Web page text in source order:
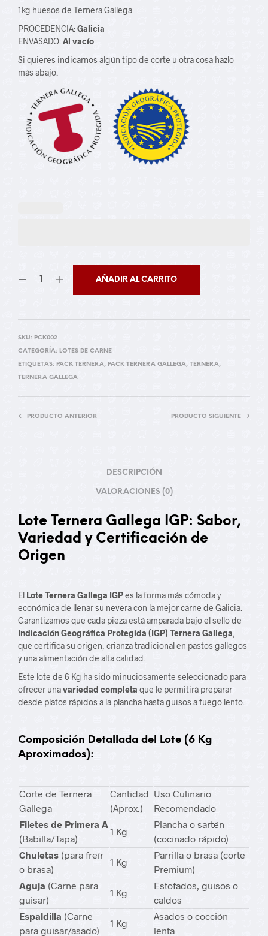
1kg huesos de Ternera Gallega
PROCEDENCIA:Galicia
ENVASADO:Al vacío
Si quieres indicarnos algún tipo de corte u otra cosa hazlo
más abajo.
AÑADIR AL CARRITO
SKU: PCK002
CATEGORÍA: LOTES DE CARNE
ETIQUETAS: PACK TERNERA, PACK TERNERA GALLEGA, TERNERA,
TERNERA GALLEGA
PRODUCTO ANTERIOR PRODUCTO SIGUIENTE
DESCRIPCIÓN
VALORACIONES (0)
Lote Ternera Gallega IGP: Sabor,
Variedad y Certificación de
Origen
El Lote Ternera Gallega IGPes la forma más cómoda y
económica de llenar su nevera con la mejor carne de Galicia.
Garantizamos que cada pieza está amparada bajo el sello de
Indicación Geográfica Protegida (IGP) Ternera Gallega
que certifica su origen, crianza tradicional en pastos gallegos
y una alimentación de alta calidad.
Este lote de 6 Kg ha sido minuciosamente seleccionado para
ofrecer unavariedad completa que le permitirá preparar
desde platos rápidos a la plancha hasta guisos a fuego lento.
Composición Detallada del Lote (6 Kg
Aproximados):
Corte de Ternera
Gallega
Cantidad
(Aprox.)
Uso Culinario
Recomendado
Filetes de Primera A
(Babilla/Tapa)
1 Kg
Plancha o sartén
(cocinado rápido)
Chuletas (para freír
o brasa)
1 Kg
Parrilla o brasa (corte
Premium)
Aguja (Carne para
guisar)
1 Kg
Estofados, guisos o
caldos
Espaldilla (Carne
para guisar/asado)
1 Kg
Asados o cocción
lenta